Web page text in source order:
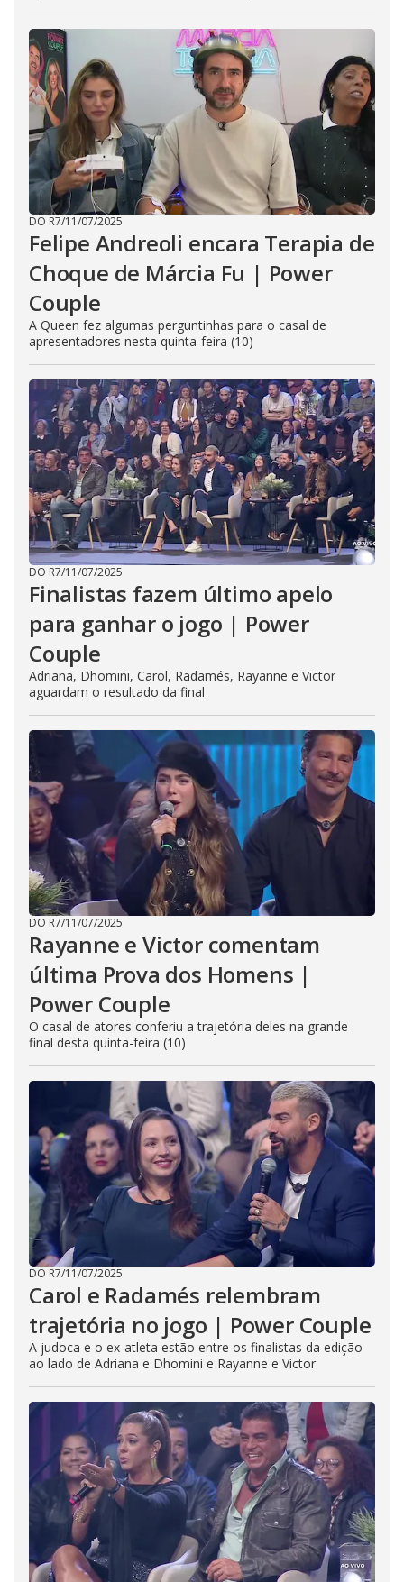
DO R7/11/07/2025
Felipe Andreoli encara Terapia de
Choque de Márcia Fu | Power
Couple
A Queen fez algumas perguntinhas para o casal de
apresentadores nesta quinta-feira (10)
DO R7/11/07/2025
Finalistas fazem último apelo
para ganhar o jogo | Power
Couple
Adriana, Dhomini, Carol, Radamés, Rayanne e Victor
aguardam o resultado da final
DO R7/11/07/2025
Rayanne e Victor comentam
última Prova dos Homens |
Power Couple
O casal de atores conferiu a trajetória deles na grande
final desta quinta-feira (10)
DO R7/11/07/2025
Carol e Radamés relembram
trajetória no jogo | Power Couple
A judoca e o ex-atleta estão entre os finalistas da edição
ao lado de Adriana e Dhomini e Rayanne e Victor